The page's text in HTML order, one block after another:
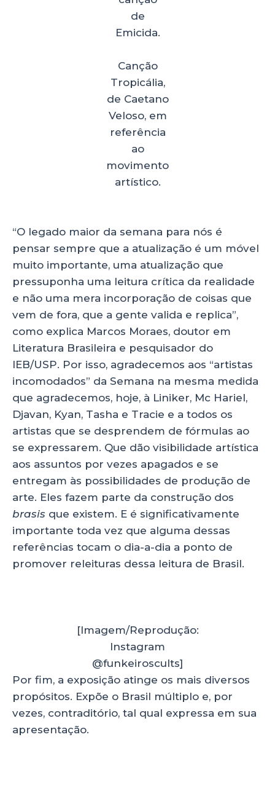
de
Emicida.
Canção
Tropicália,
de Caetano
Veloso, em
referência
ao
movimento
artístico.
“O legado maior da semana para nós é
pensar sempre que a atualização é um móvel
muito importante, uma atualização que
pressuponha uma leitura crítica da realidade
e não uma mera incorporação de coisas que
vem de fora, que a gente valida e replica”,
como explica Marcos Moraes, doutor em
Literatura Brasileira e pesquisador do
IEB/USP. Por isso, agradecemos aos “artistas
incomodados” da Semana na mesma medida
que agradecemos, hoje, à Liniker, Mc Hariel,
Djavan, Kyan, Tasha e Tracie e a todos os
artistas que se desprendem de fórmulas ao
se expressarem. Que dão visibilidade artística
aos assuntos por vezes apagados e se
entregam às possibilidades de produção de
arte. Eles fazem parte da construção dos
brasis que existem. E é significativamente
importante toda vez que alguma dessas
referências tocam o dia-a-dia a ponto de
promover releituras dessa leitura de Brasil.
[Imagem/Reprodução:
Instagram
@funkeiroscults]
Por fim, a exposição atinge os mais diversos
propósitos. Expõe o Brasil múltiplo e, por
vezes, contraditório, tal qual expressa em sua
apresentação.